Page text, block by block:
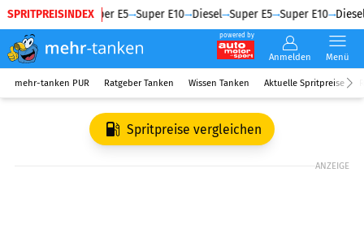
SPRITPREISINDEX
Diesel Super E5 Super E10 Diesel Super E5 Super E10 Diesel
powered by
Anmelden Menü
mehr-tanken PUR Ratgeber Tanken Wissen Tanken Aktuelle Spritpreise
Spritpreise vergleichen
ANZEIGE